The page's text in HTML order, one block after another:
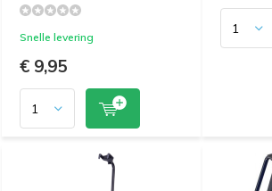
Snelle levering
€ 9,95